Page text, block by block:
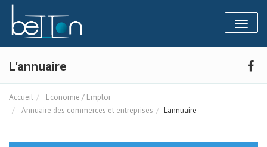
Toggle
L'annuaire
Accueil
Economie / Emploi
Annuaire des commerces et entreprises
L'annuaire
Panneau de gestion des cookies